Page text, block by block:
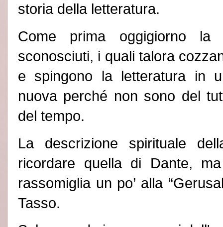
storia della letteratura.
Come prima oggigiorno
sconosciuti, i quali talora
e spingono la letteratura in
nuova perché non sono del
del tempo.
La descrizione spirituale
ricordare quella di Dante,
rassomiglia un po’ alla
Tasso.